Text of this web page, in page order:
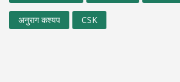
अनुराग कश्यप CSK